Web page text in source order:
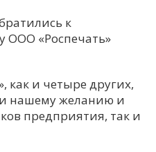
к
ООО «Роспечать»
как и четыре других,
нашему желанию и
предприятия, так и